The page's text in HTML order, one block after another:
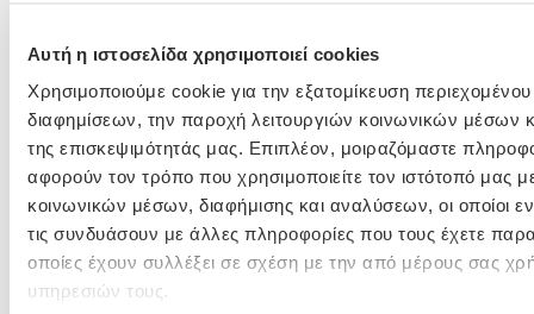
Αυτή η ιστοσελίδα χρησιμοποιεί cookies
Χρησιμοποιούμε cookie για την εξατομίκευση περιεχομένου
διαφημίσεων, την παροχή λειτουργιών κοινωνικών μέσων
της επισκεψιμότητάς μας. Επιπλέον, μοιραζόμαστε
αφορούν τον τρόπο που χρησιμοποιείτε τον ιστότοπό μας
κοινωνικών μέσων, διαφήμισης και αναλύσεων, οι οποίοι
τις συνδυάσουν με άλλες πληροφορίες που τους έχετε
οποίες έχουν συλλέξει σε σχέση με την από μέρους σας
υπηρεσιών τους.
Για εμφάνιση τιμών θα πρέπει να
συνδεθείτε ή να δημιουργήστε
λογαριασμό
σύνδεση/εγγραφή
Για εμφάνιση τιμών θα πρέπει να
συνδεθείτε ή να δημιουργήστε
λογαριασμό
σύνδεση/εγγραφή